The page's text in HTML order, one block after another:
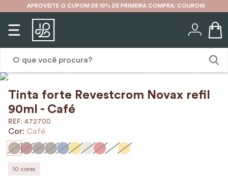
APROVEITE O CUPOM DE 10% DE PRIMEIRA COMPRA: COURO10
Tinta forte Revestcrom Novax refil
90ml - Café
: 472700
Cor: Café
10 cores
1º
karina
mochila
3 º
couro
4º
cinto
5º